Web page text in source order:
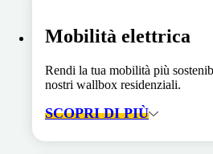
Mobilità elettrica
Rendi la tua mobilità più
nostri wallbox residenziali.
SCOPRI DI PIÙ